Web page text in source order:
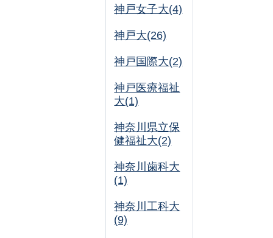
神戸女子大(4)
神戸大(26)
神戸国際大(2)
神戸医療福祉
大(1)
神奈川県立保
健福祉大(2)
神奈川歯科大
(1)
神奈川工科大
(9)